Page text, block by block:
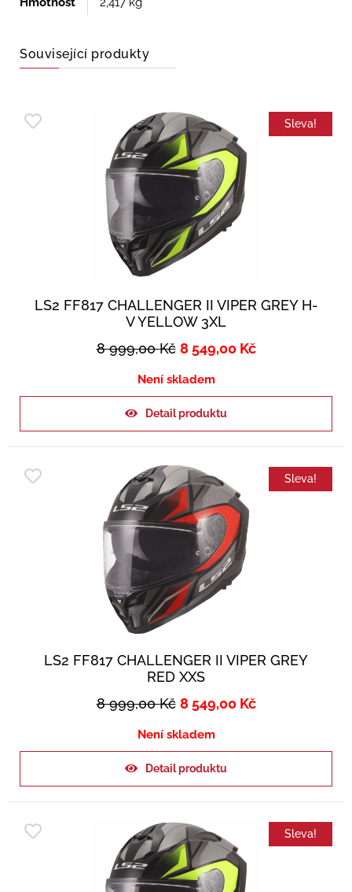
Související produkty
Sleva!
LS2 FF817 CHALLENGER II VIPER GREY H-
V YELLOW 3XL
8 999,00Kč 8 549,00 Kč
Není skladem
Detail produktu
Sleva!
LS2 FF817 CHALLENGER II VIPER GREY
RED XXS
8 999,00Kč 8 549,00 Kč
Není skladem
Detail produktu
Sleva!